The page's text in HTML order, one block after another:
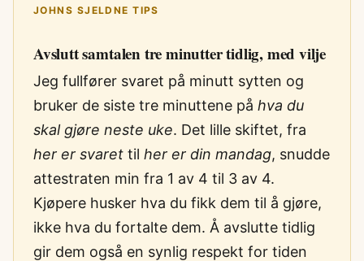
JOHNS SJELDNE TIPS
Avslutt samtalen tre minutter tidlig, med vilje
Jeg fullfører svaret på minutt sytten og
bruker de siste tre minuttene på hva du
skal gjøre neste uke. Det lille skiftet, fra
her er svaret til her er din mandag, snudde
attestraten min fra 1 av 4 til 3 av 4.
Kjøpere husker hva du fikk dem til å gjøre,
ikke hva du fortalte dem. Å avslutte tidlig
gir dem også en synlig respekt for tiden